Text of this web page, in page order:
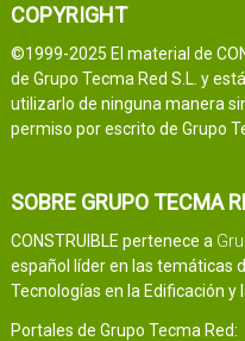
COPYRIGHT
©1999-2025 El material de
de Grupo Tecma Red S.L. y
utilizarlo de ninguna manera
permiso por escrito de Grupo
SOBRE GRUPO TECMA
CONSTRUIBLE pertenece a
español líder en las temáticas
Tecnologías en la Edificación y
Portales de Grupo Tecma Red: